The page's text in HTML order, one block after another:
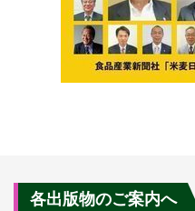
各出版物のご案内へ